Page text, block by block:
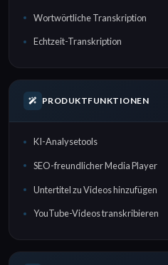
Wortwörtliche Transkription
Echtzeit-Transkription
PRODUKTFUNKTIONEN
KI-Analysetools
SEO-freundlicher Media Player
Untertitel zu Videos hinzufügen
YouTube-Videos transkribieren